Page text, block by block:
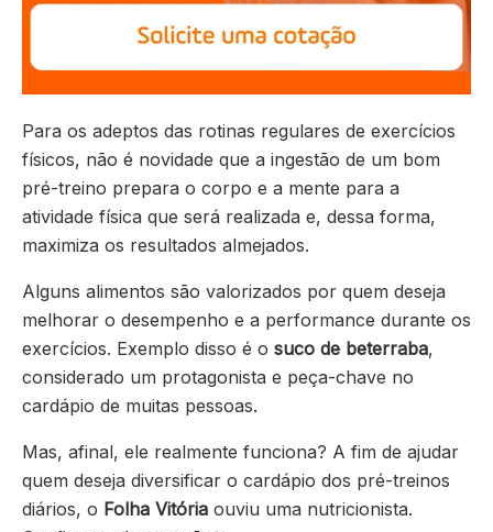
Para os adeptos das rotinas regulares de exercícios
físicos, não é novidade que a ingestão de um bom
pré-treino prepara o corpo e a mente para a
atividade física que será realizada e, dessa forma,
maximiza os resultados almejados.
Alguns alimentos são valorizados por quem deseja
melhorar o desempenho e a performance durante os
exercícios. Exemplo disso é o suco de beterraba,
considerado um protagonista e peça-chave no
cardápio de muitas pessoas.
Mas, afinal, ele realmente funciona? A fim de ajudar
quem deseja diversificar o cardápio dos pré-treinos
diários, o Folha Vitória ouviu uma nutricionista.